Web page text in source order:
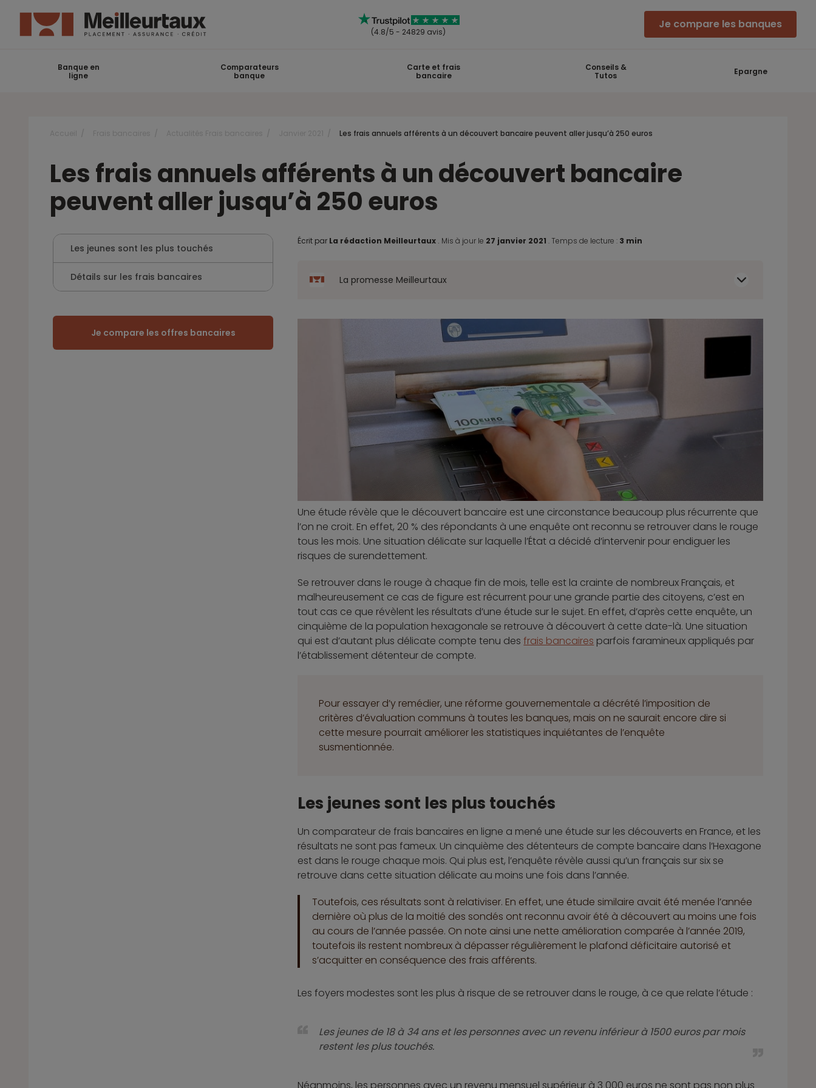
(4.8/5 - 24829 avis)
Je compare les banques
Banque en
ligne
Comparateurs
banque
Carte et frais
bancaire
Conseils &
Tutos
Epargne
Les frais annuels afférents à un découvert bancaire peuvent aller jusqu’à 250 euros
Les frais annuels afférents à un découvert bancaire
peuvent aller jusqu’à 250 euros
Les jeunes sont les plus touchés
Détails sur les frais bancaires
Je compare les offres bancaires
Écrit par La rédaction Meilleurtaux . Mis à jour le 27 janvier 2021. Temps de lecture : 3 min
La promesse Meilleurtaux
Une étude révèle que le découvert bancaire est une circonstance beaucoup plus récurrente que
l’on ne croit. En effet, 20 % des répondants à une enquête ont reconnu se retrouver dans le rouge
tous les mois. Une situation délicate sur laquelle l’État a décidé d’intervenir pour endiguer les
risques de surendettement.
Se retrouver dans le rouge à chaque fin de mois, telle est la crainte de nombreux Français, et
malheureusement ce cas de figure est récurrent pour une grande partie des citoyens, c’est en
tout cas ce que révèlent les résultats d’une étude sur le sujet. En effet, d’après cette enquête, un
cinquième de la population hexagonale se retrouve à découvert à cette date-là. Une situation
qui est d’autant plus délicate compte tenu desfrais bancaires parfois faramineux appliqués par
l’établissement détenteur de compte.
Pour essayer d’y remédier, une réforme gouvernementale a décrété l’imposition de
critères d’évaluation communs à toutes les banques, mais on ne saurait encore dire si
cette mesure pourrait améliorer les statistiques inquiétantes de l’enquête
susmentionnée.
Les jeunes sont les plus touchés
Un comparateur de frais bancaires en ligne a mené une étude sur les découverts en France, et les
résultats ne sont pas fameux. Un cinquième des détenteurs de compte bancaire dans l’Hexagone
est dans le rouge chaque mois. Qui plus est, l’enquête révèle aussi qu’un français sur six se
retrouve dans cette situation délicate au moins une fois dans l’année.
Toutefois, ces résultats sont à relativiser. En effet, une étude similaire avait été menée l’année
dernière où plus de la moitié des sondés ont reconnu avoir été à découvert au moins une fois
au cours de l’année passée. On note ainsi une nette amélioration comparée à l’année 2019,
toutefois ils restent nombreux à dépasser régulièrement le plafond déficitaire autorisé et
s’acquitter en conséquence des frais afférents.
Les foyers modestes sont les plus à risque de se retrouver dans le rouge, à ce que relate l’étude :
Les jeunes de 18 à 34 ans et les personnes avec un revenu inférieur à 1500 euros par mois
restent les plus touchés.